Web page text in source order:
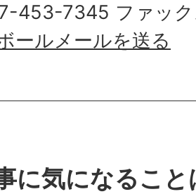
453-7345 ファッ
ールメールを送る
に気になるこ